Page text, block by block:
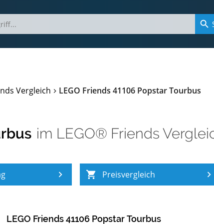
Vergleich LEGO Friends 41106 Popstar Tourbus
im LEGO® Friends
Preisvergleich
LEGO Friends 41106 Popstar Tourbus